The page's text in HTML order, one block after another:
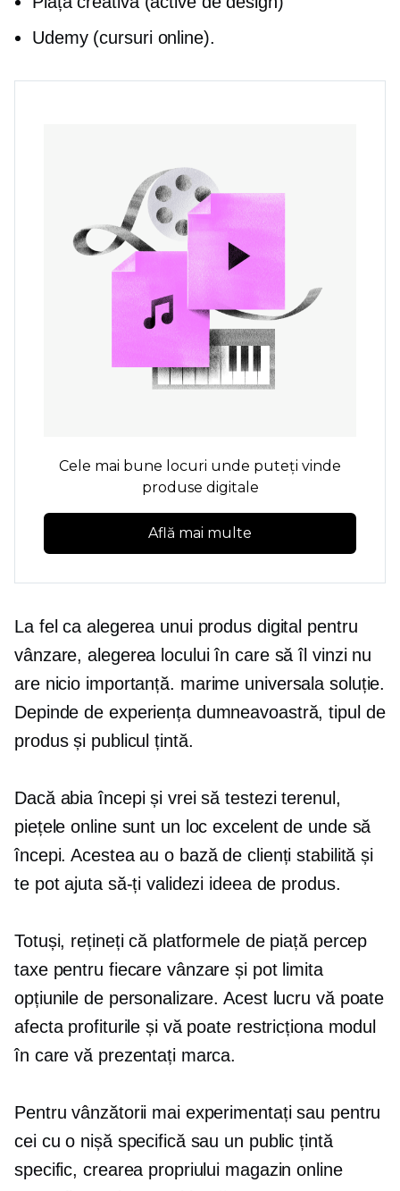
Udemy (cursuri online).
Cele mai bune locuri unde puteți vinde
produse digitale
Află mai multe
La fel ca alegerea unui produs digital pentru
vânzare, alegerea locului în care să îl vinzi nu
are nicio importanță. marime universala soluție.
Depinde de experiența dumneavoastră, tipul de
produs și publicul țintă.
Dacă abia începi și vrei să testezi terenul,
piețele online sunt un loc excelent de unde să
începi. Acestea au o bază de clienți stabilită și
te pot ajuta să-ți validezi ideea de produs.
Totuși, rețineți că platformele de piață percep
taxe pentru fiecare vânzare și pot limita
opțiunile de personalizare. Acest lucru vă poate
afecta profiturile și vă poate restricționa modul
în care vă prezentați marca.
Pentru vânzătorii mai experimentați sau pentru
cei cu o nișă specifică sau un public țintă
specific, crearea propriului magazin online